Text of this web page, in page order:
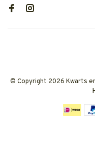
© Copyright 2026 Kwarts